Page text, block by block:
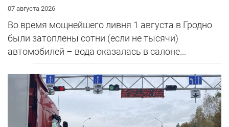
07 августа 2026
Во время мощнейшего ливня 1 августа в Гродно
были затоплены сотни (если не тысячи)
автомобилей – вода оказалась в салоне...